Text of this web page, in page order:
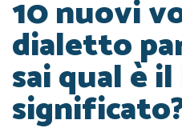
10 nuovi
dialetto
sai qual è